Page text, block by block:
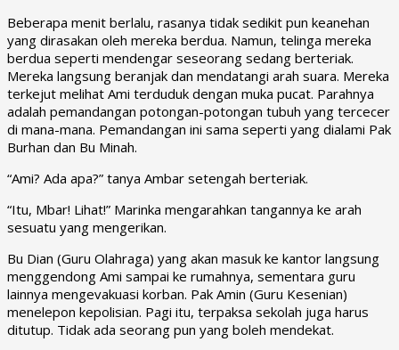
Beberapa menit berlalu, rasanya tidak sedikit pun keanehan
yang dirasakan oleh mereka berdua. Namun, telinga mereka
berdua seperti mendengar seseorang sedang berteriak.
Mereka langsung beranjak dan mendatangi arah suara. Mereka
terkejut melihat Ami terduduk dengan muka pucat. Parahnya
adalah pemandangan potongan-potongan tubuh yang tercecer
di mana-mana. Pemandangan ini sama seperti yang dialami Pak
Burhan dan Bu Minah.
“Ami? Ada apa?” tanya Ambar setengah berteriak.
“Itu, Mbar! Lihat!” Marinka mengarahkan tangannya ke arah
sesuatu yang mengerikan.
Bu Dian (Guru Olahraga) yang akan masuk ke kantor langsung
menggendong Ami sampai ke rumahnya, sementara guru
lainnya mengevakuasi korban. Pak Amin (Guru Kesenian)
menelepon kepolisian. Pagi itu, terpaksa sekolah juga harus
ditutup. Tidak ada seorang pun yang boleh mendekat.